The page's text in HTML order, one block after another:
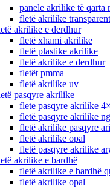
panele akrilike të qarta
fletë akrilike
akrilike e derdhur
fletë xhami akrilike
fletë plastike akrilike
fletë akrilike e derdhur
fletët pmma
fletë akrilike uv
pasqyre akrilike
flete pasqyre akrilike
fletë pasqyre akrilike
fletë akrilike pasqyre ari
fletë akrilike opal
fletë pasqyre akrilike
akrilike e bardhë
fletë akrilike e bardhë
fletë akrilike opal